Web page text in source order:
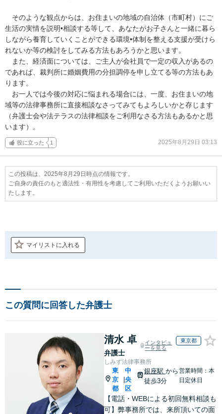
そのような観点からは、お住まいの地域の自治体（市町村）にご
生活の実情を説明•相談する等して、あなたがお子さんと一緒に暮ら
しながら養育していくことができる環境•体制を整える支援が受けら
れないか等の検討をしてみる方法もあろうかと思います。
また、経済面については、ご主人が会社員で一定の収入があるの
であれば、裁判所に婚姻費用の分担調停を申し立てる等の方法もあ
ります。
お一人では今後の対応に悩まれる場合には、一度、お住まいの地
域等の法律事務所に直接相談なさってみてもよろしいかと存じます
（弁護士会や法テラスの法律相談をご利用なさる方法もあるかと思
います）。
役に立った 1 2025年8月29日 03:13
この投稿は、2025年8月29日時点の情報です。
ご自身の責任のもと適法性・有用性を考慮してご利用いただくようお願いい
たします。
マイリストに入れる
この質問に回答した弁護士
清水 卓
弁護士
インタビュ
ーを見る
東京都
しみず法律事務所
東
京
都
中
央
区
銀座駅 から
徒歩3分
営業時間：本
日定休日
【電話・WEBによる初回無料相談も
可】弊事務所では、来所頂いての面